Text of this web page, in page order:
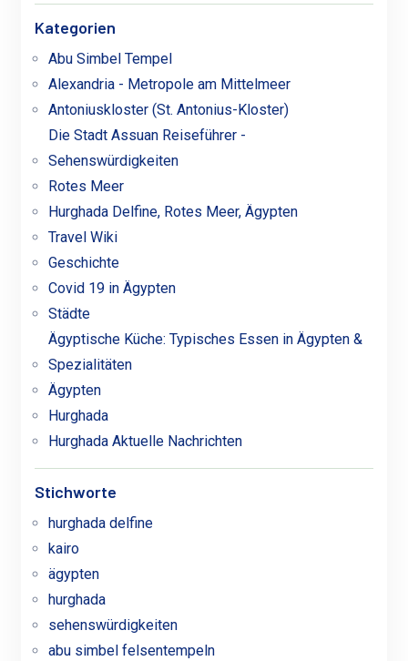
Kategorien
Abu Simbel Tempel
Alexandria - Metropole am Mittelmeer
Antoniuskloster (St. Antonius-Kloster)
Die Stadt Assuan Reiseführer -
Sehenswürdigkeiten
Rotes Meer
Hurghada Delfine, Rotes Meer, Ägypten
Travel Wiki
Geschichte
Covid 19 in Ägypten
Städte
Ägyptische Küche: Typisches Essen in Ägypten &
Spezialitäten
Ägypten
Hurghada
Hurghada Aktuelle Nachrichten
Stichworte
hurghada delfine
kairo
ägypten
hurghada
sehenswürdigkeiten
abu simbel felsentempeln